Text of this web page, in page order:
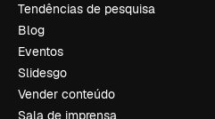
Tendências de pesquisa
Blog
Eventos
Slidesgo
Vender conteúdo
Sala de imprensa